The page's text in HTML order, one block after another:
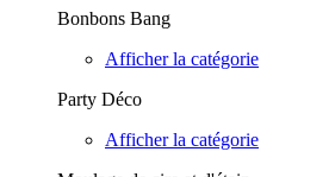
Bonbons Bang
Afficher la catégorie
Party Déco
Afficher la catégorie